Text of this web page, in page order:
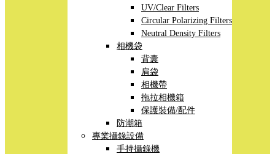
UV/Clear Filters
Circular Polarizing Filters
Neutral Density Filters
相機袋
背囊
肩袋
相機帶
拖拉相機箱
保護裝備/配件
防潮箱
專業攝錄設備
手持攝錄機